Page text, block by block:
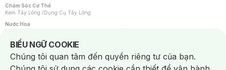
Chăm Sóc Cơ Thể
Kem Tẩy Lông /Dụng Cụ Tẩy Lông
Nước Hoa
Nước Hoa Nữ
Chăm Sóc Cá Nhân
Chống Muỗi /Khẩu Trang /Máy Massage/Mặt Nạ Xông Hơi /Nước Rửa Tay/
Sản Phẩm Chăm Sóc Khác /Bàn Chải Đánh Răng /Bàn Chải Điện/
Hỗ Trợ Trắng Răng/Kem Đánh Răng /Máy Tăm Nước/ Nước Súc Miệng/
BIỂU NGỮ COOKIE
Notice about cookies usage
Chúng tôi quan tâm đến quyền riêng tư của bạn.